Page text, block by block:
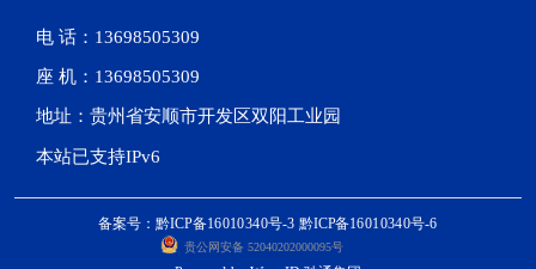
电 话：13698505309
座 机：13698505309
地址：贵州省安顺市开发区双阳工业园
本站已支持IPv6
备案号：黔ICP备16010340号-3 黔ICP备16010340号-6
贵公网安备 52040202000095号